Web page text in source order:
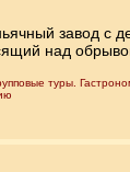
завод с
над
туры.